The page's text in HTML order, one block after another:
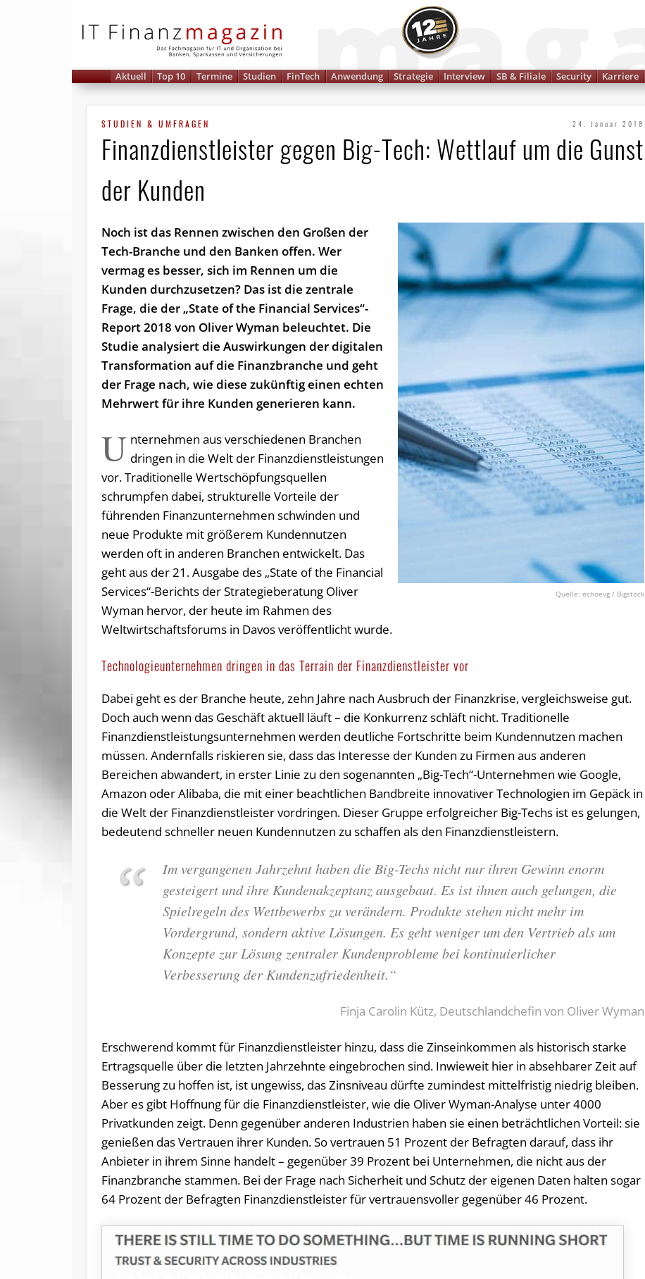
Aktuell Top 10 Termine Studien FinTech Anwendung Strategie Interview SB & Filiale Security Karriere
STUDIEN & UMFRAGEN 24. Januar 2018
Finanzdienstleister gegen Big-Tech: Wettlauf um die Gunst
der Kunden
echoevg / Bigstock
Noch ist das Rennen zwischen den Großen der
Tech-Branche und den Banken offen. Wer
vermag es besser, sich im Rennen um die
Kunden durchzusetzen? Das ist die zentrale
Frage, die der „State of the Financial Services“-
Report 2018 von Oliver Wyman beleuchtet. Die
Studie analysiert die Auswirkungen der digitalen
Transformation auf die Finanzbranche und geht
der Frage nach, wie diese zukünftig einen echten
Mehrwert für ihre Kunden generieren kann.
U nternehmen aus verschiedenen Branchen
dringen in die Welt der Finanzdienstleistungen
vor. Traditionelle Wertschöpfungsquellen
schrumpfen dabei, strukturelle Vorteile der
führenden Finanzunternehmen schwinden und
neue Produkte mit größerem Kundennutzen
werden oft in anderen Branchen entwickelt. Das
geht aus der 21. Ausgabe des „State of the Financial
Services“-Berichts der Strategieberatung Oliver
Wyman hervor, der heute im Rahmen des
Weltwirtschaftsforums in Davos veröffentlicht wurde.
Technologieunternehmen dringen in das Terrain der Finanzdienstleister vor
Dabei geht es der Branche heute, zehn Jahre nach Ausbruch der Finanzkrise, vergleichsweise gut.
Doch auch wenn das Geschäft aktuell läuft – die Konkurrenz schläft nicht. Traditionelle
Finanzdienstleistungsunternehmen werden deutliche Fortschritte beim Kundennutzen machen
müssen. Andernfalls riskieren sie, dass das Interesse der Kunden zu Firmen aus anderen
Bereichen abwandert, in erster Linie zu den sogenannten „Big-Tech“-Unternehmen wie Google,
Amazon oder Alibaba, die mit einer beachtlichen Bandbreite innovativer Technologien im Gepäck in
die Welt der Finanzdienstleister vordringen. Dieser Gruppe erfolgreicher Big-Techs ist es gelungen,
bedeutend schneller neuen Kundennutzen zu schaffen als den Finanzdienstleistern.
Im vergangenen Jahrzehnt haben die Big-Techs nicht nur ihren Gewinn enorm
gesteigert und ihre Kundenakzeptanz ausgebaut. Es ist ihnen auch gelungen, die
Spielregeln des Wettbewerbs zu verändern. Produkte stehen nicht mehr im
Vordergrund, sondern aktive Lösungen. Es geht weniger um den Vertrieb als um
Konzepte zur Lösung zentraler Kundenprobleme bei kontinuierlicher
Verbesserung der Kundenzufriedenheit.“
Finja Carolin Kütz, Deutschlandchefin von Oliver Wyman
Erschwerend kommt für Finanzdienstleister hinzu, dass die Zinseinkommen als historisch starke
Ertragsquelle über die letzten Jahrzehnte eingebrochen sind. Inwieweit hier in absehbarer Zeit auf
Besserung zu hoffen ist, ist ungewiss, das Zinsniveau dürfte zumindest mittelfristig niedrig bleiben.
Aber es gibt Hoffnung für die Finanzdienstleister, wie die Oliver Wyman-Analyse unter 4000
Privatkunden zeigt. Denn gegenüber anderen Industrien haben sie einen beträchtlichen Vorteil: sie
genießen das Vertrauen ihrer Kunden. So vertrauen 51 Prozent der Befragten darauf, dass ihr
Anbieter in ihrem Sinne handelt – gegenüber 39 Prozent bei Unternehmen, die nicht aus der
Finanzbranche stammen. Bei der Frage nach Sicherheit und Schutz der eigenen Daten halten sogar
64 Prozent der Befragten Finanzdienstleister für vertrauensvoller gegenüber 46 Prozent.